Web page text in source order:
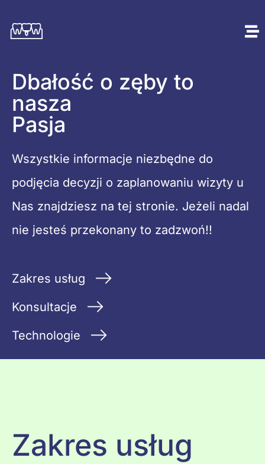
Dbałość o zęby to
nasza
Pasja
Wszystkie informacje niezbędne do
podjęcia decyzji o zaplanowaniu wizyty u
Nas znajdziesz na tej stronie. Jeżeli nadal
nie jesteś przekonany to zadzwoń!!
Zakres usług
Konsultacje
Technologie
Zakres usług